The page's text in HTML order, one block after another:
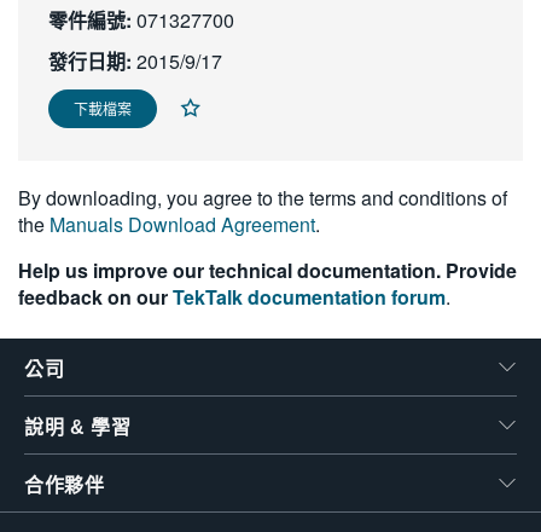
繁體中文
零件編號: 071327700
發行日期: 2015/9/17
下載檔案
By downloading, you agree to the terms and conditions of
the Manuals Download Agreement.
Help us improve our technical documentation. Provide
feedback on ourTekTalk documentation forum.
公司
說明 & 學習
合作夥伴